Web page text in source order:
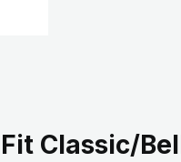
Classic/